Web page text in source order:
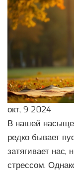
окт, 9 2024
В нашей
редко бывает
затягивает нас,
стрессом.